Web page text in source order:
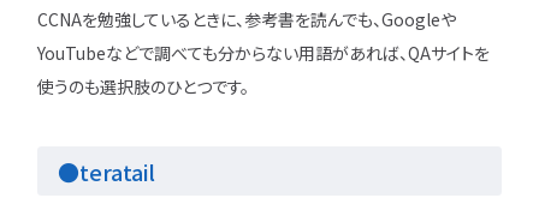
CCNAを勉強しているときに、参考書を読んでも、Googleや
YouTubeなどで調べても分からない用語があれば、QAサイトを
使うのも選択肢のひとつです。
●teratail